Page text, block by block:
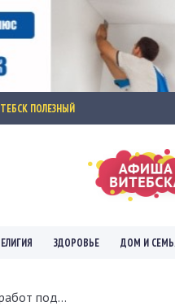
ПОЛЕЗНЫЙ
ЗДОРОВЬЕ ДОМ И
под...